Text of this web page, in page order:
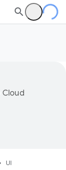
Cloud
UI